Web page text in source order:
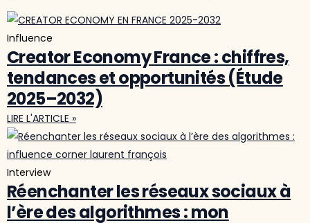
Influence
Creator Economy France : chiffres,
tendances et opportunités (Étude
2025–2032)
LIRE L'ARTICLE »
Interview
Réenchanter les réseaux sociaux à
l’ère des algorithmes : mon